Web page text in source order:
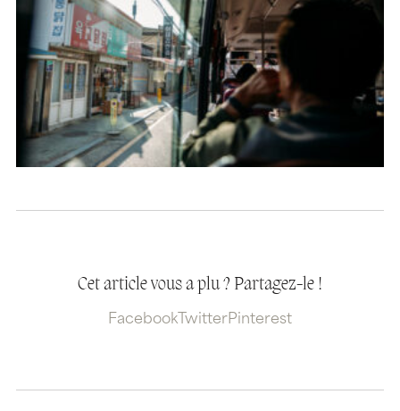
Cet article vous a plu ? Partagez-le !
Facebook TwitterPinterest